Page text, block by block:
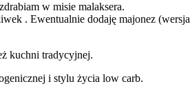
w misie malaksera.
. Ewentualnie dodaję majonez
kuchni tradycyjnej.
i stylu życia low carb.